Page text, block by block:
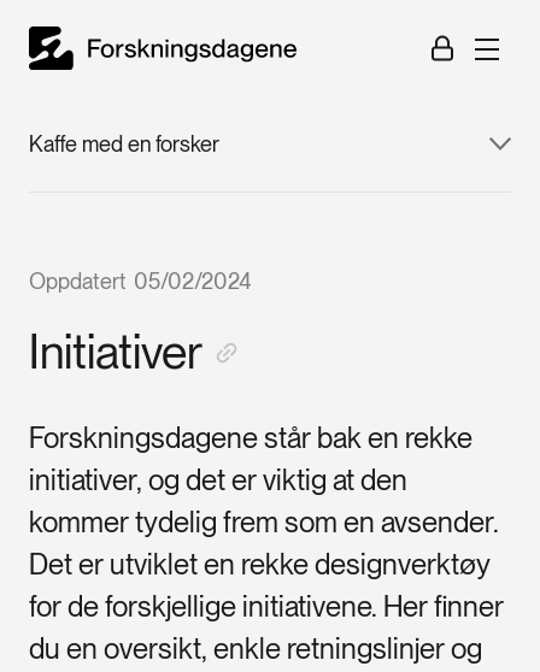
Kaffe med en forsker
Oppdatert 05/02/2024
Initiativer
Forskningsdagene står bak en rekke
initiativer, og det er viktig at den
kommer tydelig frem som en avsender.
Det er utviklet en rekke designverktøy
for de forskjellige initiativene. Her finner
du en oversikt, enkle retningslinjer og